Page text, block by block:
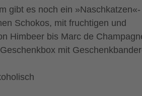
gibt es noch ein »Naschkatzen«-
Schokos, mit fruchtigen und
Himbeer bis Marc de
mit